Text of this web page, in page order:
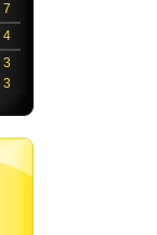
7
4
3
3